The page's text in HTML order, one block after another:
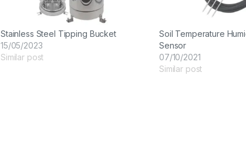
Stainless Steel Tipping Bucket
15/05/2023
Similar post
Soil Temperature
Sensor
07/10/2021
Similar post